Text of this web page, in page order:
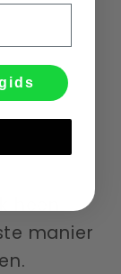
heen
manier